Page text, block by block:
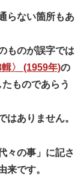
らない箇所もあ
ものが誤字では
〉 (1959年)の
ものであらう
はありません。
々の事」に記さ
来です。